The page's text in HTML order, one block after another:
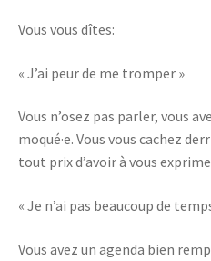
Vous vous dîtes:
« J’ai peur de me tromper »
Vous n’osez pas parler, vous
moqué·e. Vous vous cachez
tout prix d’avoir à vous
« Je n’ai pas beaucoup de
Vous avez un agenda bien